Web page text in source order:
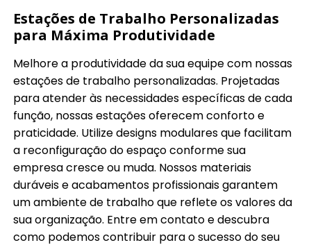
Estações de Trabalho Personalizadas
para Máxima Produtividade
Melhore a produtividade da sua equipe com nossas
estações de trabalho personalizadas. Projetadas
para atender às necessidades específicas de cada
função, nossas estações oferecem conforto e
praticidade. Utilize designs modulares que facilitam
a reconfiguração do espaço conforme sua
empresa cresce ou muda. Nossos materiais
duráveis e acabamentos profissionais garantem
um ambiente de trabalho que reflete os valores da
sua organização. Entre em contato e descubra
como podemos contribuir para o sucesso do seu